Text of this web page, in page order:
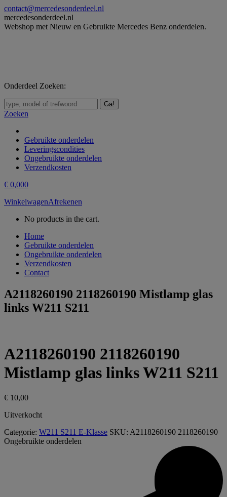
Skip
to
content
contact@mercedesonderdeel.nl
mercedesonderdeel.nl
Webshop met Nieuw en Gebruikte Mercedes Benz onderdelen.
Onderdeel Zoeken:
Zoeken:
Zoeken
Gebruikte onderdelen
Leveringscondities
Ongebruikte onderdelen
Verzendkosten
€ 0,000
WinkelwagenAfrekenen
No products in the cart.
Home
Gebruikte onderdelen
Ongebruikte onderdelen
Verzendkosten
Contact
A2118260190 2118260190 Mistlamp glas
links W211 S211
A2118260190 2118260190
Mistlamp glas links W211 S211
€ 10,00
Uitverkocht
Categorie: W211 S211 E-Klasse SKU: A2118260190 2118260190
Ongebruikte onderdelen